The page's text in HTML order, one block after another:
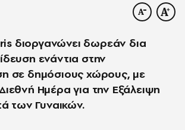
διοργανώνει δωρεάν δια
ενάντια στην
σε δημόσιους χώρους, με
Ημέρα για την Εξάλειψη
των Γυναικών.